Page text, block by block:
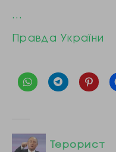
…
Правда України
Терорист